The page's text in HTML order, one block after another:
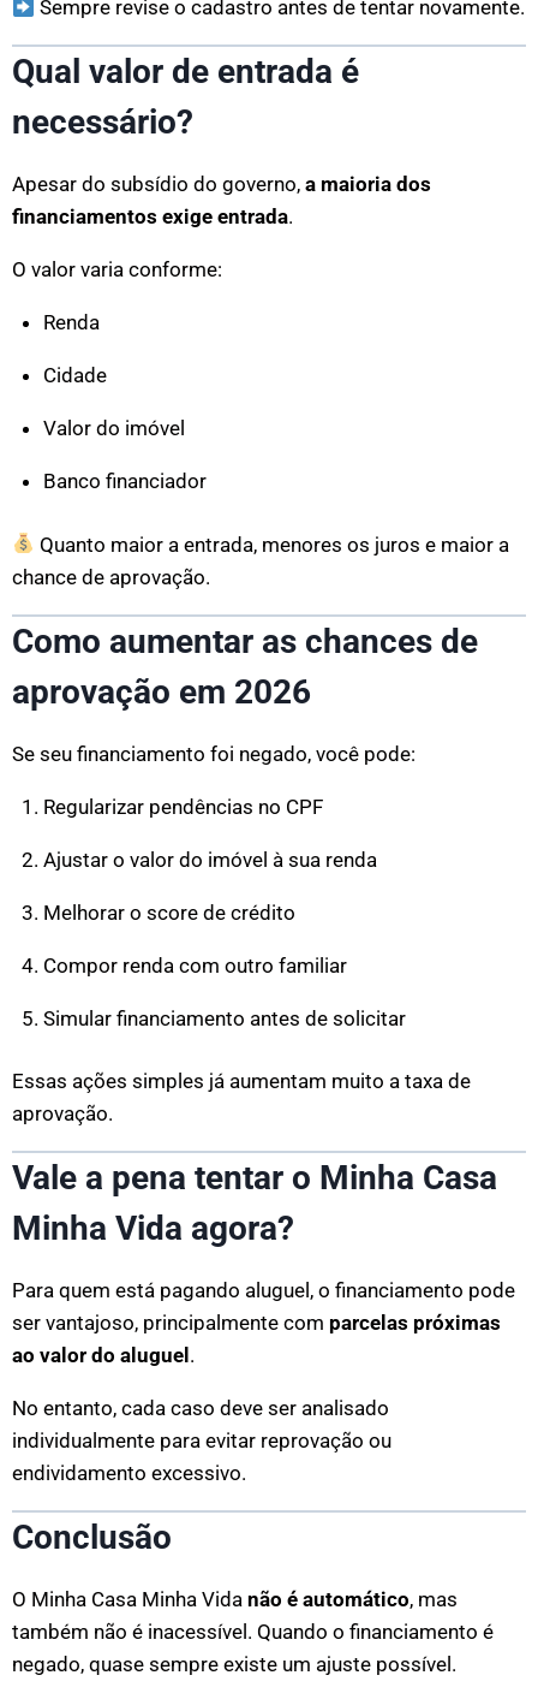
Sempre revise o cadastro antes de tentar novamente.
Qual valor de entrada é
necessário?
Apesar do subsídio do governo, a maioria dos
financiamentos exige entrada.
O valor varia conforme:
Renda
Cidade
Valor do imóvel
Banco financiador
Quanto maior a entrada, menores os juros e maior a
chance de aprovação.
Como aumentar as chances de
aprovação em 2026
Se seu financiamento foi negado, você pode:
Regularizar pendências no CPF
Ajustar o valor do imóvel à sua renda
Melhorar o score de crédito
Compor renda com outro familiar
Simular financiamento antes de solicitar
Essas ações simples já aumentam muito a taxa de
aprovação.
Vale a pena tentar o Minha Casa
Minha Vida agora?
Para quem está pagando aluguel, o financiamento pode
ser vantajoso, principalmente com parcelas próximas
ao valor do aluguel .
No entanto, cada caso deve ser analisado
individualmente para evitar reprovação ou
endividamento excessivo.
Conclusão
O Minha Casa Minha Vida não é automático, mas
também não é inacessível. Quando o financiamento é
negado, quase sempre existe um ajuste possível.